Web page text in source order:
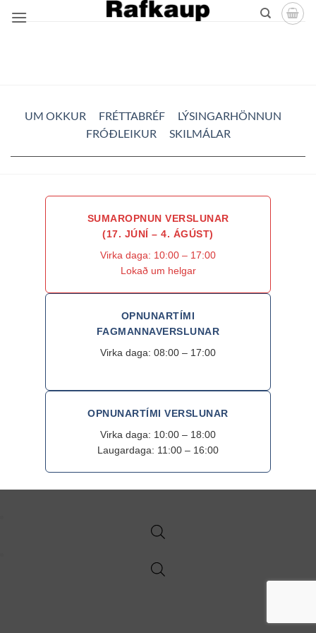
UM OKKUR FRÉTTABRÉF
LÝSINGARHÖNNUN
FRÓÐLEIKUR
SKILMÁLAR
SUMAROPNUN VERSLUNAR
(17. JÚNÍ – 4. ÁGÚST)
Virka daga: 10:00 – 17:00
Lokað um helgar
OPNUNARTÍMI
FAGMANNAVERSLUNAR
Virka daga: 08:00 – 17:00
OPNUNARTÍMI VERSLUNAR
Virka daga: 10:00 – 18:00
Laugardaga: 11:00 – 16:00